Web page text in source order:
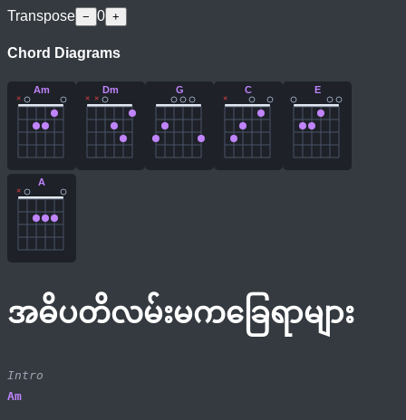
Transpose − 0 +
Chord Diagrams
Am
×
Dm
× ×
G C
×
E
A
×
အဓိပတိလမ်းမကခြေရာများ
Intro
Am